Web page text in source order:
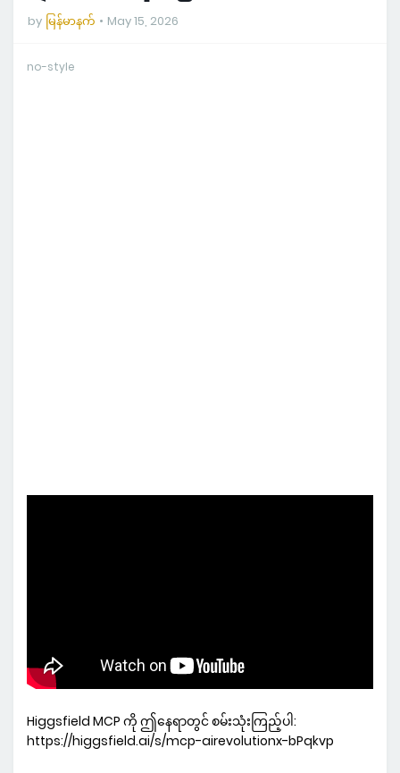
by မြန်မာနက် May 15, 2026
no-style
Higgsfield MCP ကို ဤနေရာတွင် စမ်းသုံးကြည့်ပါ:
https://higgsfield.ai/s/mcp-airevolutionx-bPqkvp